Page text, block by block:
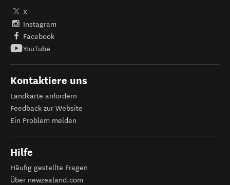
X
Instagram
Facebook
YouTube
Kontaktiere uns
Landkarte anfordern
Feedback zur Website
Ein Problem melden
Hilfe
Häufig gestellte Fragen
Über newzealand.com